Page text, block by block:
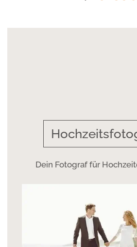
Dein Fotograf für